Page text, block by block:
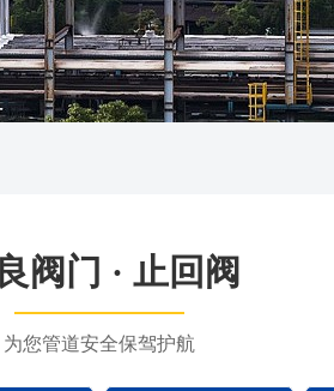
阀门 · 止回阀
为您管道安全保驾护航